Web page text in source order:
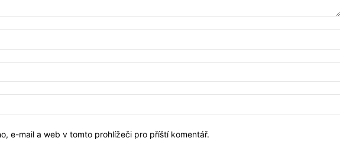
e-mail a web v tomto prohlížeči pro příští komentář.